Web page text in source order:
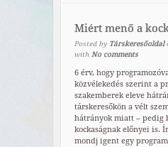
Miért menő a
Posted by Társkeresőoldal
with No comments
6 érv, hogy
közvélekedés szerint a
szakemberek eleve
társkeresőkön a vélt
hátrányok miatt – pedig
kockaságnak előnyei is.
mondj igent egy